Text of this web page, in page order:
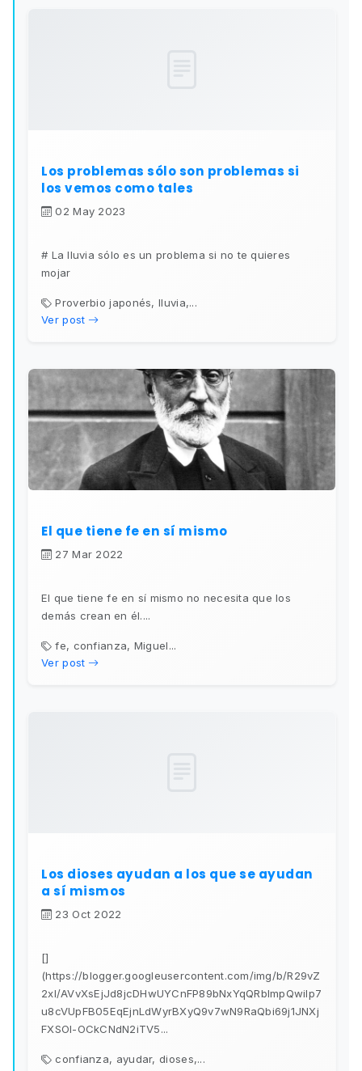
Los problemas sólo son problemas si
los vemos como tales
02 May 2023
# La lluvia sólo es un problema si no te quieres
mojar
Proverbio japonés, lluvia,...
Ver post
El que tiene fe en sí mismo
27 Mar 2022
El que tiene fe en sí mismo no necesita que los
demás crean en él....
fe, confianza, Miguel...
Ver post
Los dioses ayudan a los que se ayudan
a sí mismos
23 Oct 2022
[]
(https://blogger.googleusercontent.com/img/b/R29vZ
2xl/AVvXsEjJd8jcDHwUYCnFP89bNxYqQRbImpQwilp7
u8cVUpFB05EqEjnLdWyrBXyQ9v7wN9RaQbi69j1JNXj
FXSOI-OCkCNdN2iTV5...
confianza, ayudar, dioses,...